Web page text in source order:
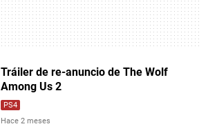
Tráiler de re-anuncio de The Wolf
Among Us 2
PS4
Hace 2 meses